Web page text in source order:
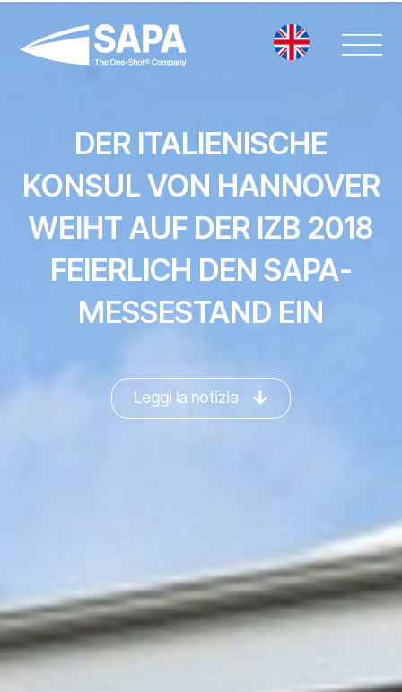
contenuto
DER ITALIENISCHE
KONSUL VON HANNOVER
WEIHT AUF DER IZB 2018
FEIERLICH DEN SAPA-
MESSESTAND EIN
Leggi la notizia